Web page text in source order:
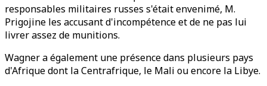
responsables militaires russes s'était envenimé, M.
Prigojine les accusant d'incompétence et de ne pas lui
livrer assez de munitions.
Wagner a également une présence dans plusieurs pays
d'Afrique dont la Centrafrique, le Mali ou encore la Libye.